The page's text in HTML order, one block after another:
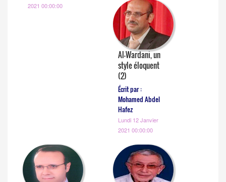
2021 00:00:00
Al-Wardani, un
style éloquent
(2)
Écrit par :
Mohamed Abdel
Hafez
Lundi 12 Janvier
2021 00:00:00